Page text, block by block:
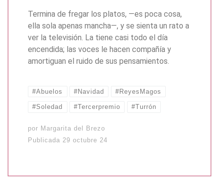
Termina de fregar los platos, —es poca cosa,
ella sola apenas mancha—, y se sienta un rato a
ver la televisión. La tiene casi todo el día
encendida; las voces le hacen compañía y
amortiguan el ruido de sus pensamientos.
#Abuelos #Navidad #ReyesMagos
#Soledad #Tercerpremio #Turrón
por Margarita del Brezo
Publicada 29 octubre 24